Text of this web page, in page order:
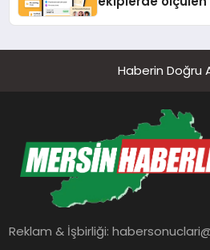
Haberin Doğru
Reklam & İşbirliği: